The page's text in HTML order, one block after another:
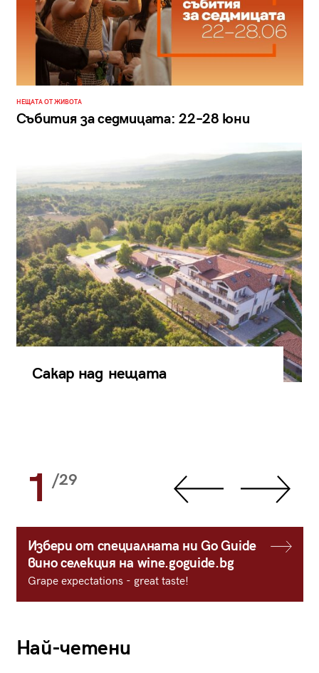
НЕЩАТА ОТ ЖИВОТА
Събития за седмицата: 22–28 юни
Сакар над нещата
1 /29
Избери от специалната ни Go Guide
вино селекция на wine.goguide.bg
Grape expectations - great taste!
Най-четени